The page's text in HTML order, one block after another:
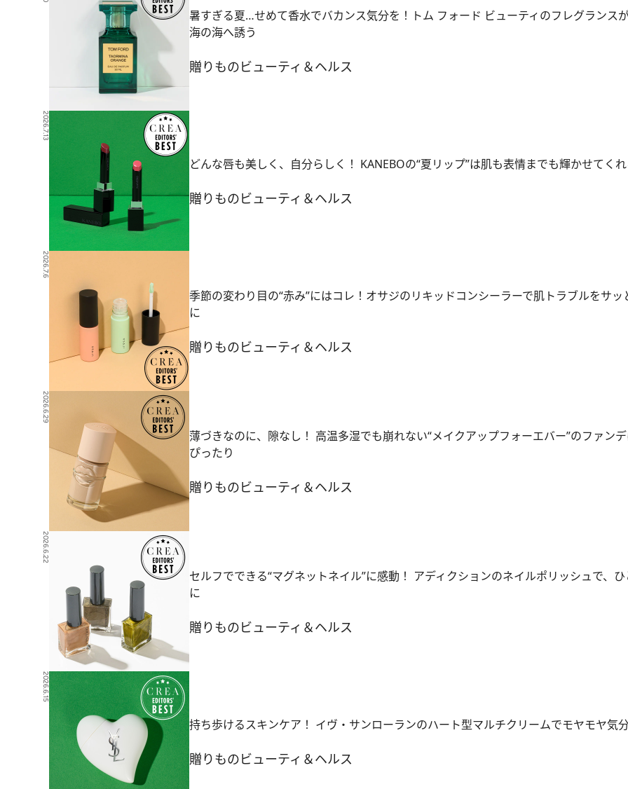
暑すぎる夏…せめて香水でバカンス気分を！トム フォード ビューティのフレグランス
海の海へ誘う
贈りものビューティ＆ヘルス
2026.7.13
どんな唇も美しく、自分らしく！ KANEBOの“夏リップ”は肌も表情までも輝かせてく
贈りものビューティ＆ヘルス
2026.7.6
季節の変わり目の“赤み”にはコレ！オサジのリキッドコンシーラーで肌トラブルをサッ
に
贈りものビューティ＆ヘルス
2026.6.29
薄づきなのに、隙なし！ 高温多湿でも崩れない“メイクアップフォーエバー”のファン
ぴったり
贈りものビューティ＆ヘルス
2026.6.22
セルフでできる“マグネットネイル”に感動！ アディクションのネイルポリッシュで、
に
贈りものビューティ＆ヘルス
2026.6.15
持ち歩けるスキンケア！ イヴ・サンローランのハート型マルチクリームでモヤモヤ気
贈りものビューティ＆ヘルス